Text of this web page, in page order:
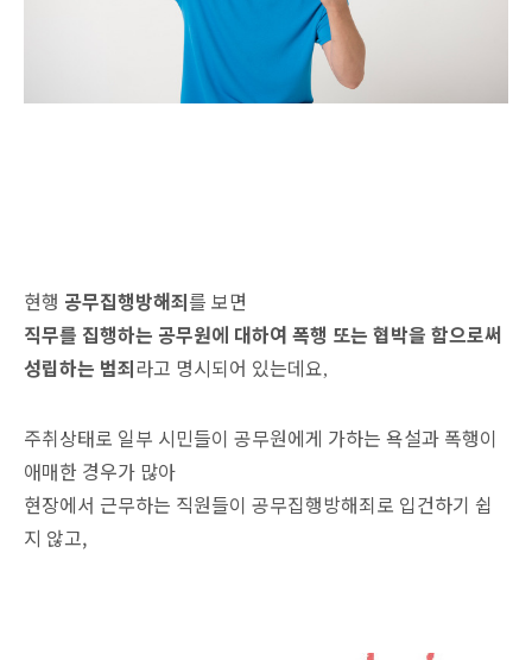
현행 공무집행방해죄를 보면
직무를 집행하는 공무원에 대하여 폭행 또는 협박을 함으로써
성립하는 범죄라고 명시되어 있는데요,
주취상태로 일부 시민들이 공무원에게 가하는 욕설과 폭행이
애매한 경우가 많아
현장에서 근무하는 직원들이 공무집행방해죄로 입건하기 쉽
지 않고,